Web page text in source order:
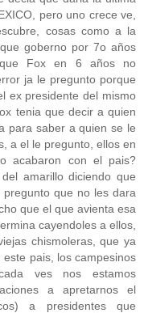
pero uno crece ve,
cosas como a la
goberno por 7o años
Fox en 6 años no
ja le pregunto porque
ex presidente del mismo
tenia que decir a quien
para saber a quien se le
a el le pregunto, ellos en
acabaron con el pais?
amarillo diciendo que
que no les dara
que el que avienta esa
cayendoles a ellos,
chismoleras, que ya
pais, los campesinos
ves nos estamos
a apretarnos el
a presidentes que